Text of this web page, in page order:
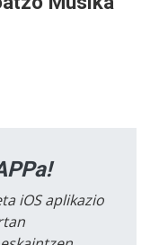
iOS aplikazio